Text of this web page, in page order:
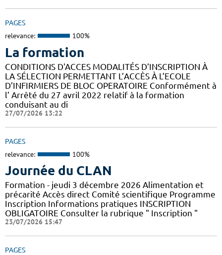
PAGES
relevance: 100%
La formation
CONDITIONS D'ACCES MODALITÉS D’INSCRIPTION À
LA SÉLECTION PERMETTANT L’ACCÈS À L’ECOLE
D’INFIRMIERS DE BLOC OPERATOIRE Conformément à
l’ Arrêté du 27 avril 2022 relatif à la formation
conduisant au di
27/07/2026 13:22
PAGES
relevance: 100%
Journée du CLAN
Formation - jeudi 3 décembre 2026 Alimentation et
précarité Accès direct Comité scientifique Programme
Inscription Informations pratiques ​INSCRIPTION
OBLIGATOIRE Consulter la rubrique " Inscription "
23/07/2026 15:47
PAGES